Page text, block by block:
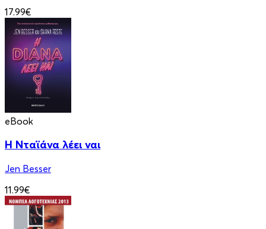
17.99€
eBook
Η Νταϊάνα λέει ναι
Jen Besser
11.99€